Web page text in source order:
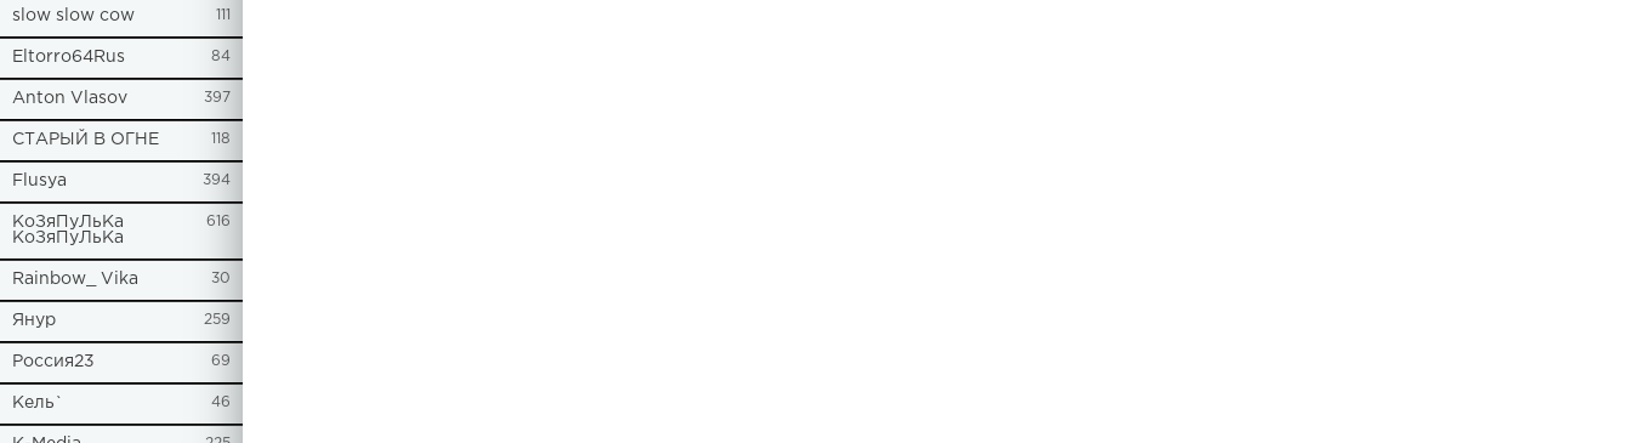
slow slow cow 111
Eltorro64Rus 84
Anton Vlasov 397
СТАРЫЙ В ОГНЕ 118
Flusya 394
КоЗяПуЛьКа
КоЗяПуЛьКа
616
Rainbow_ Vika 30
Янур 259
Россия23 69
Кель` 46